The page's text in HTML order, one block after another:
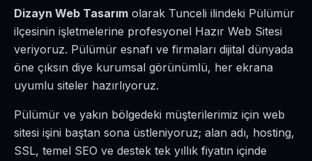
Dizayn Web Tasarım olarak Tunceli ilindeki Pülümür
ilçesinin işletmelerine profesyonel Hazır Web Sitesi
veriyoruz. Pülümür esnafı ve firmaları dijital dünyada
öne çıksın diye kurumsal görünümlü, her ekrana
uyumlu siteler hazırlıyoruz.
Pülümür ve yakın bölgedeki müşterilerimiz için web
sitesi işini baştan sona üstleniyoruz; alan adı, hosting,
SSL, temel SEO ve destek tek yıllık fiyatın içinde